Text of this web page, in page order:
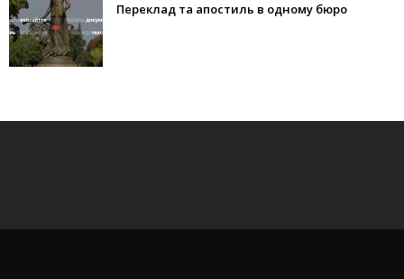
Переклад та апостиль в одному бюро